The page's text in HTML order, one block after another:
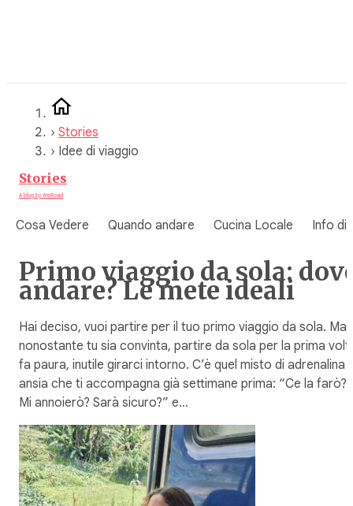
› Stories
› Idee di viaggio
Stories
A blog by WeRoad
Cosa Vedere Quando andare Cucina Locale Info di
Primo viaggio da sola:
andare? Le mete ideali
Hai deciso, vuoi partire per il tuo primo viaggio da sola. Ma
nonostante tu sia convinta, partire da sola per la prima
fa paura, inutile girarci intorno. C’è quel misto di adrenalina
ansia che ti accompagna già settimane prima: “Ce la farò?
Mi annoierò? Sarà sicuro?” e…